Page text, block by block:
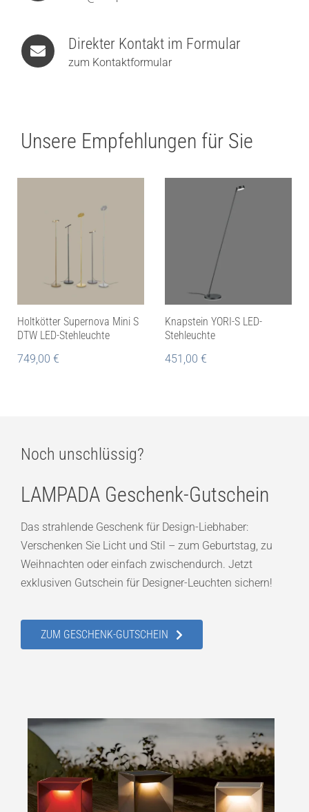
Direkter Kontakt im Formular
zum Kontaktformular
Unsere Empfehlungen für Sie
Holtkötter Supernova Mini S
DTW LED-Stehleuchte
749,00 €
Knapstein YORI-S LED-
Stehleuchte
451,00 €
Noch unschlüssig?
LAMPADA Geschenk-Gutschein
Das strahlende Geschenk für Design-Liebhaber:
Verschenken Sie Licht und Stil – zum Geburtstag, zu
Weihnachten oder einfach zwischendurch. Jetzt
exklusiven Gutschein für Designer-Leuchten sichern!
ZUM GESCHENK-GUTSCHEIN